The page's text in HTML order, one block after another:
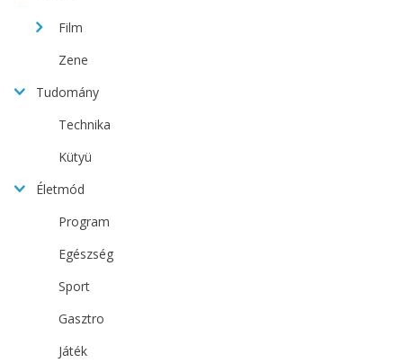
Film
Zene
Tudomány
Technika
Kütyü
Életmód
Program
Egészség
Sport
Gasztro
Játék